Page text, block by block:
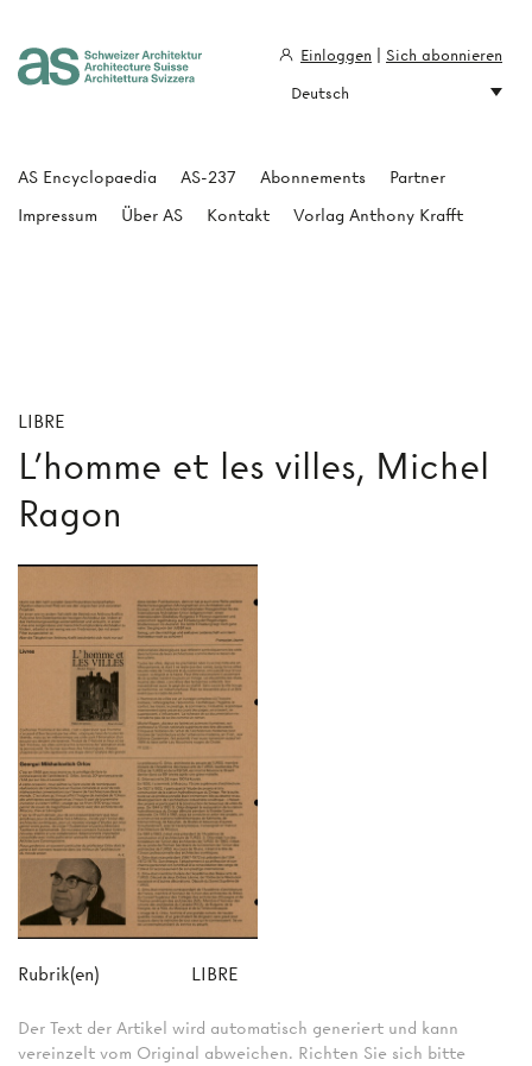
LIBRE
L'homme et les villes, Michel
Ragon
Rubrik(en) LIBRE
Der Text der Artikel wird automatisch generiert und kann
vereinzelt vom Original abweichen. Richten Sie sich bitte
AS Encyclopaedia AS-237 Abonnements
Partner
Impressum
Über AS Kontakt Vorlag Anthony Krafft
Einloggen
Sich abonnieren
Deutsch